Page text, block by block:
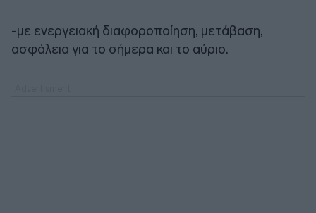
-με ενεργειακή διαφοροποίηση, μετάβαση,
ασφάλεια για το σήμερα και το αύριο.